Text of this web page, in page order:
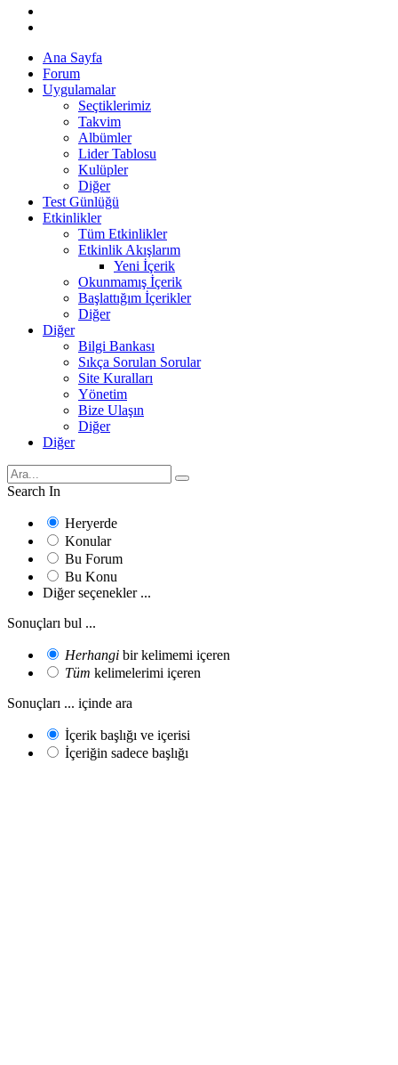
Ana Sayfa
Forum
Uygulamalar
Seçtiklerimiz
Takvim
Albümler
Lider Tablosu
Kulüpler
Diğer
Test Günlüğü
Etkinlikler
Tüm Etkinlikler
Etkinlik Akışlarım
Yeni İçerik
Okunmamış İçerik
Başlattığım İçerikler
Diğer
Diğer
Bilgi Bankası
Sıkça Sorulan Sorular
Site Kuralları
Yönetim
Bize Ulaşın
Diğer
Diğer
Search In
Heryerde
Konular
Bu Forum
Bu Konu
Diğer seçenekler ...
Sonuçları bul ...
Herhangi bir kelimemi içeren
Tüm kelimelerimi içeren
Sonuçları ... içinde ara
İçerik başlığı ve içerisi
İçeriğin sadece başlığı